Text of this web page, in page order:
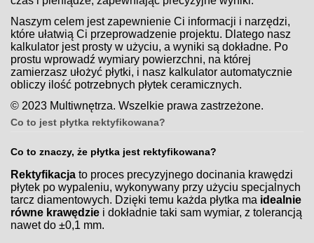
Naszym celem jest zapewnienie Ci informacji i narzędzi,
które ułatwią Ci przeprowadzenie projektu. Dlatego nasz
kalkulator jest prosty w użyciu, a wyniki są dokładne. Po
prostu wprowadź wymiary powierzchni, na której
zamierzasz ułożyć płytki, i nasz kalkulator automatycznie
obliczy ilość potrzebnych płytek ceramicznych.
© 2023 Multiwnętrza. Wszelkie prawa zastrzeżone.
Co to jest płytka rektyfikowana?
Co to znaczy, że płytka jest rektyfikowana?
Rektyfikacja to proces precyzyjnego docinania krawędzi
płytek po wypaleniu, wykonywany przy użyciu specjalnych
tarcz diamentowych. Dzięki temu każda płytka ma idealnie
równe krawędzie i dokładnie taki sam wymiar, z tolerancją
nawet do ±0,1 mm.